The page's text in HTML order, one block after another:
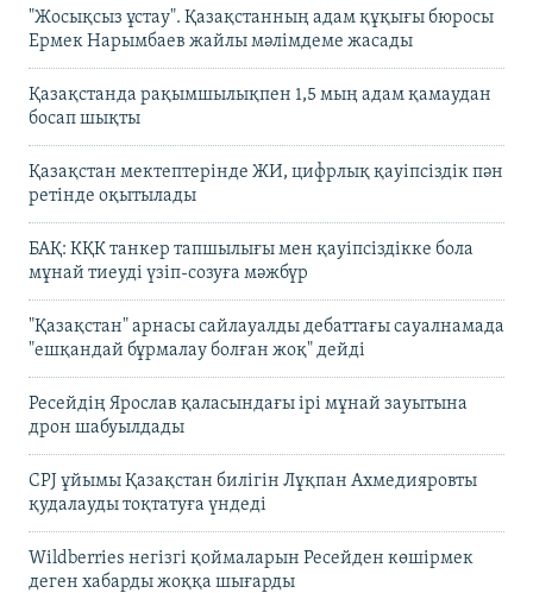
"Жосықсыз ұстау". Қазақстанның адам құқығы бюросы
Ермек Нарымбаев жайлы мәлімдеме жасады
Қазақстанда рақымшылықпен 1,5 мың адам қамаудан
босап шықты
Қазақстан мектептерінде ЖИ, цифрлық қауіпсіздік пән
ретінде оқытылады
БАҚ: КҚК танкер тапшылығы мен қауіпсіздікке бола
мұнай тиеуді үзіп-созуға мәжбүр
"Қазақстан" арнасы сайлауалды дебаттағы сауалнамада
"ешқандай бұрмалау болған жоқ" дейді
Ресейдің Ярослав қаласындағы ірі мұнай зауытына
дрон шабуылдады
CPJ ұйымы Қазақстан билігін Лұқпан Ахмедияровты
қудалауды тоқтатуға үндеді
Wildberries негізгі қоймаларын Ресейден көшірмек
деген хабарды жоққа шығарды